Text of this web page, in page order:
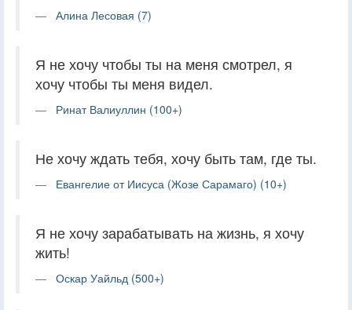
Алина Лесовая (7)
Я не хочу чтобы ты на меня смотрел, я
хочу чтобы ты меня видел.
Ринат Валиуллин (100+)
Не хочу ждать тебя, хочу быть там, где ты.
Евангелие от Иисуса (Жозе Сарамаго) (10+)
Я не хочу зарабатывать на жизнь, я хочу
жить!
Оскар Уайльд (500+)